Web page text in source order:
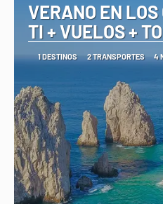
VERANO EN
TI + VUELOS +
1 DESTINOS 2 TRANSPORTES 4